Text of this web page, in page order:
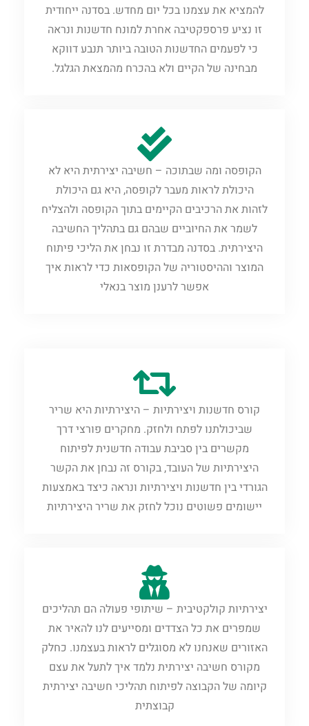
להמציא את עצמנו בכל יום מחדש. בסדנה ייחודית
זו נציע ‏פרספקטיבה אחרת למונח חדשנות ונראה
כי לפעמים החדשנות הטובה ביותר תנבע דווקא
מבחינה של ‏הקיים ולא בהכרח מהמצאת הגלגל.‏
הקופסה ומה שבתוכה – חשיבה יצירתית היא לא
היכולת לראות מעבר לקופסה, היא גם היכולת
לזהות את ‏הרכיבים הקיימים בתוך הקופסה ולהצליח
לשמר את החיוביים שבהם גם בתהליך החשיבה
היצירתית. ‏בסדנה מבדרת זו נבחן את הליכי פיתוח
המוצר וההיסטוריה של הקופסאות כדי לראות איך
אפשר לרענן ‏מוצר בנאלי
‏קורס חדשנות ויצירתיות – היצירתיות היא שריר
שביכולתנו לפתח ולחזק. מחקרים פורצי דרך
מקשרים בין ‏סביבת עבודה חדשנית לפיתוח
היצירתיות של העובד, בקורס זה נבחן את הקשר
הגורדי בין חדשנות ‏ויצירתיות ונראה כיצד באמצעות
יישומים פשוטים נוכל לחזק את שריר היצירתיות‏
‏יצירתיות קולקטיבית – שיתופי פעולה הם תהליכים
שמפרים את כל הצדדים ומסייעים לנו להאיר את
‏האזורים שאנחנו לא מסוגלים לראות בעצמנו. כחלק
מקורס חשיבה יצירתית נלמד איך לתעל את עצם
קיומה ‏של הקבוצה לפיתוח תהליכי חשיבה יצירתית
קבוצתית